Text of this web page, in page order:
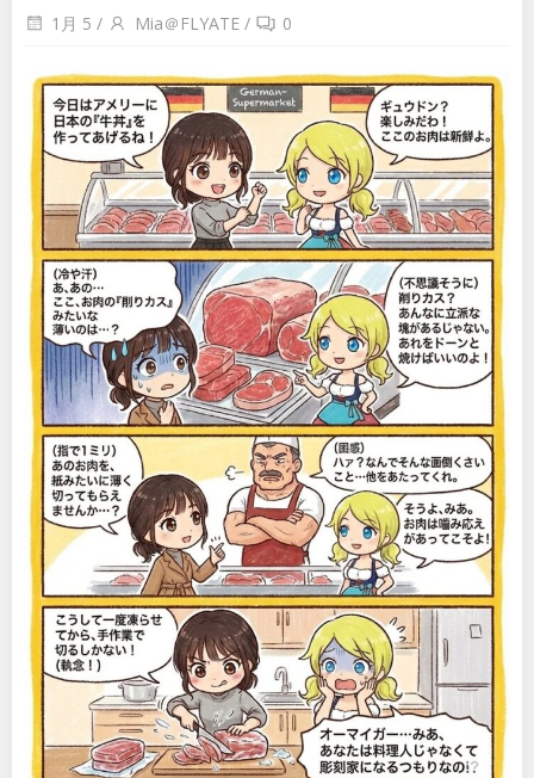
1月 5 / Mia＠FLYATE / 0